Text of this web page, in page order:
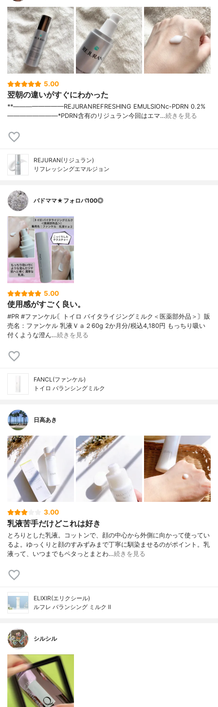
5.00
翌朝の違いがすぐにわかった
**————————⁡REJURAN⁡REFRESHING EMULSIONc-PDRN 0.2%⁡
————————⁡⁡⁡⁡*PDRN含有のリジュラン今回はエマ…続きを見る
REJURAN(リジュラン)
リフレッシングエマルジョン
バドママ★フォロバ100◎
5.00
使用感がすごく良い。
#PR #ファンケル〘トイロ バイタライジングミルク＜医薬部外品＞〙販
売名：ファンケル 乳液Ｖａ２60g 2か月分/税込4,180円 もっちり吸い
付くような澄ん…続きを見る
FANCL(ファンケル)
トイロ バランシングミルク
日高あき
3.00
乳液苦手だけどこれは好き
とろりとした乳液。コットンで、顔の中心から外側に向かって使ってい
るよ。ゆっくりと顔のすみずみまで丁寧に馴染ませるのがポイント。乳
液って、いつまでもペタっとまとわ…続きを見る
ELIXIR(エリクシール)
ルフレ バランシング ミルク Ⅱ
シルシル